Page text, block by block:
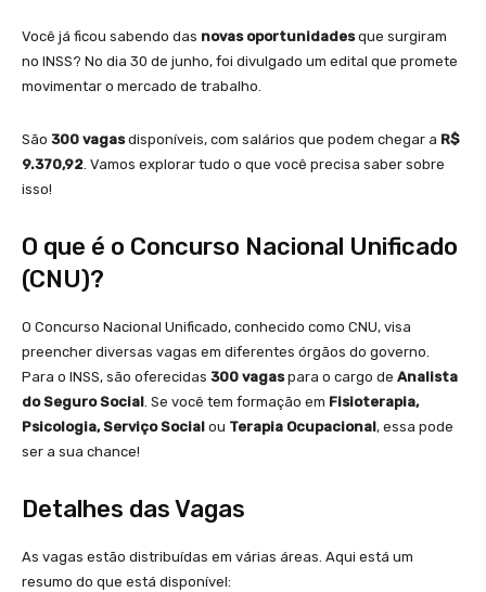
Você já ficou sabendo das novas oportunidadesque surgiram
no INSS? No dia 30 de junho, foi divulgado um edital que promete
movimentar o mercado de trabalho.
São 300 vagasdisponíveis, com salários que podem chegar a R$
9.370,92. Vamos explorar tudo o que você precisa saber sobre
isso!
O que é o Concurso Nacional Unificado
(CNU)?
O Concurso Nacional Unificado, conhecido como CNU, visa
preencher diversas vagas em diferentes órgãos do governo.
Para o INSS, são oferecidas 300 vagaspara o cargo de Analista
do Seguro Social. Se você tem formação em Fisioterapia,
Psicologia, Serviço Social ou Terapia Ocupacional, essa pode
ser a sua chance!
Detalhes das Vagas
As vagas estão distribuídas em várias áreas. Aqui está um
resumo do que está disponível: